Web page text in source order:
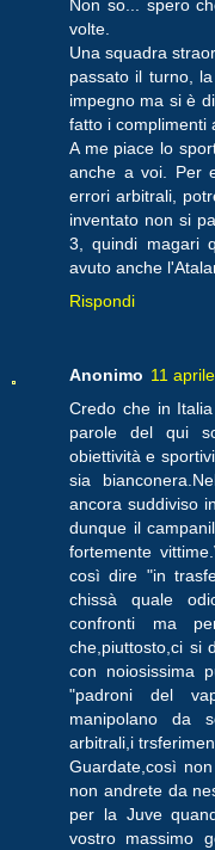
Non so... spero
volte.
Una squadra
passato il turno,
impegno ma si è
fatto i complimenti
A me piace lo
anche a voi. Per
errori arbitrali,
inventato non si
3, quindi magari
avuto anche
Rispondi
Anonimo 11
Credo che in
parole del qui
obiettività e
sia
ancora suddiviso
dunque il
fortemente
così dire "in
chissà quale
confronti ma
che,piuttosto,ci si
con noiosissima
"padroni del
manipolano da
arbitrali,i
Guardate,così
non andrete da
per la Juve
vostro massimo